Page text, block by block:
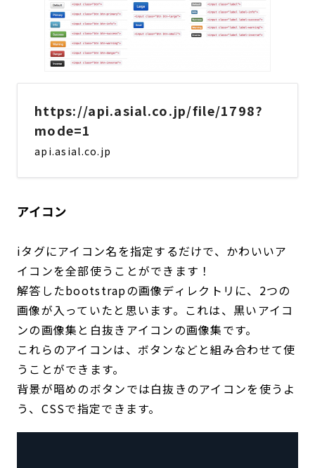
https://api.asial.co.jp/file/1798?
mode=1
api.asial.co.jp
アイコン
iタグにアイコン名を指定するだけで、かわいいア
イコンを全部使うことができます！
解答したbootstrapの画像ディレクトリに、2つの
画像が入っていたと思います。これは、黒いアイコ
ンの画像集と白抜きアイコンの画像集です。
これらのアイコンは、ボタンなどと組み合わせて使
うことができます。
背景が暗めのボタンでは白抜きのアイコンを使うよ
う、CSSで指定できます。